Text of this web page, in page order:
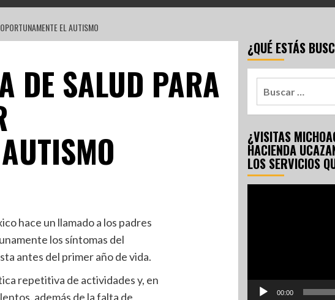
EL AUTISMO
DE SALUD PARA
hace un llamado a los padres
los síntomas del
antes del primer año de vida.
repetitiva de actividades y, en
además de la falta de
¿QUÉ ESTÁS
¿VISITAS
HACIENDA
LOS SERVICIOS
00:00